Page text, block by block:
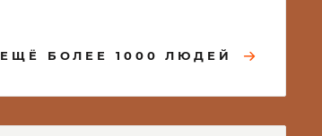
ЕЩЁ БОЛЕЕ 1000 ЛЮДЕЙ